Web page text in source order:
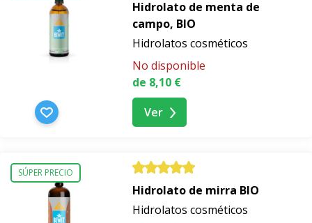
Hidrolato de menta de
campo, BIO
Hidrolatos cosméticos
No disponible
de 8,10 €
Ver
SÚPER PRECIO
Hidrolato de mirra BIO
Hidrolatos cosméticos